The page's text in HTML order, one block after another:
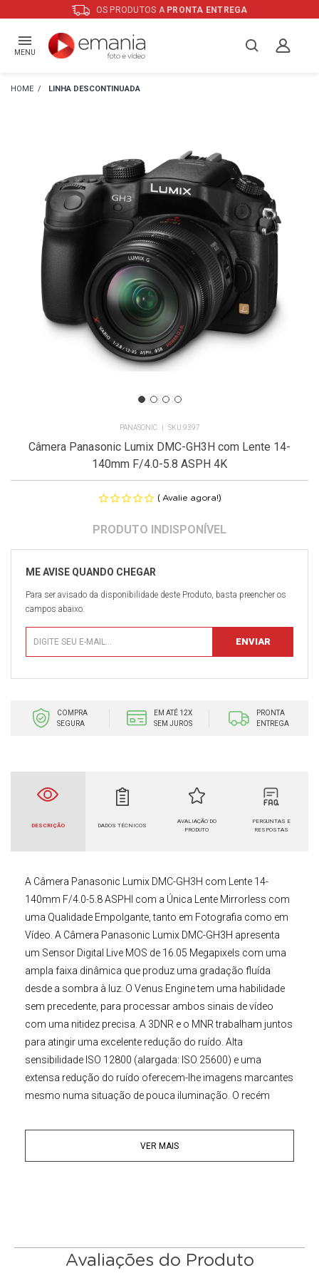
OS PRODUTOS A PRONTA ENTREGA
MENU
LINHA DESCONTINUADA
PANASONIC 9397
Câmera Panasonic Lumix DMC-GH3H com Lente 14-
140mm F/4.0-5.8 ASPH 4K
( Avalie agora!)
Para ser avisado da disponibilidade deste Produto, basta preencher os
campos abaixo.
COMPRA
SEGURA
EM ATÉ 12X
SEM JUROS
PRONTA
ENTREGA
DESCRIÇÃO DADOS TÉCNICOS
AVALIAÇÃO DO
PRODUTO
PERGUNTAS E
RESPOSTAS
A Câmera Panasonic Lumix DMC-GH3H com Lente 14-
140mm F/4.0-5.8 ASPHl com a Única Lente Mirrorless com
uma Qualidade Empolgante, tanto em Fotografia como em
Vídeo. A Câmera Panasonic Lumix DMC-GH3H apresenta
um Sensor Digital Live MOS de 16.05 Megapixels com uma
ampla faixa dinâmica que produz uma gradação fluída
desde a sombra à luz. O Venus Engine tem uma habilidade
sem precedente, para processar ambos sinais de vídeo
com uma nitidez precisa. A 3DNR e o MNR trabalham juntos
para atingir uma excelente redução do ruído. Alta
sensibilidade ISO 12800 (alargada: ISO 25600) e uma
extensa redução do ruído oferecem-lhe imagens marcantes
mesmo numa situação de pouca iluminação. O recém
pela luz, mantendo a resolução alta.
MOV com fácil geração de arquivos, ou MP4. Função Time
VER MAIS
Avaliações do Produto